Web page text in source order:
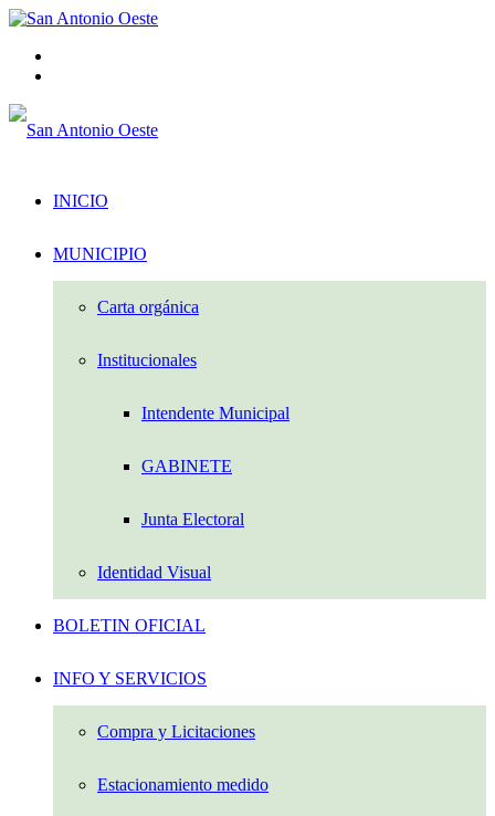
INICIO
MUNICIPIO
Carta orgánica
Institucionales
Intendente Municipal
GABINETE
Junta Electoral
Identidad Visual
BOLETIN OFICIAL
INFO Y SERVICIOS
Compra y Licitaciones
Estacionamiento medido